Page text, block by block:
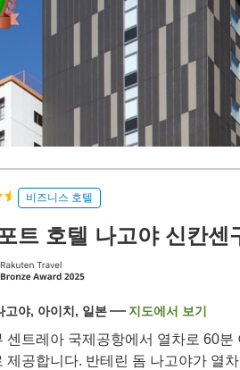
비즈니스 호텔
트 호텔 나고야 신칸센
고야, 아이치, 일본 지도에서 보기
센트레아 국제공항에서 열차로 60
제공합니다. 반테린 돔 나고야가 열